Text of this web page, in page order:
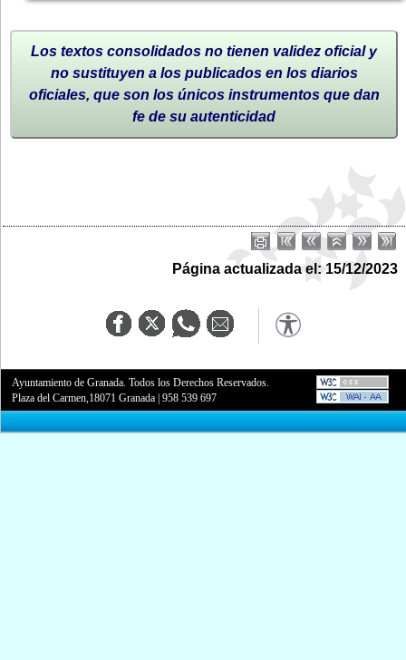
Los textos consolidados no tienen validez oficial y
no sustituyen a los publicados en los diarios
oficiales, que son los únicos instrumentos que dan
fe de su autenticidad
Página actualizada el: 15/12/2023
Ayuntamiento de Granada. Todos los Derechos Reservados.
Plaza del Carmen,18071 Granada |958 539 697